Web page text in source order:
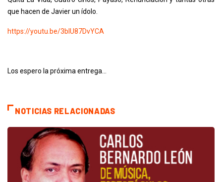
que hacen de Javier un ídolo.
https://youtu.be/3blU87DvYCA
Los espero la próxima entrega…
NOTICIAS RELACIONADAS